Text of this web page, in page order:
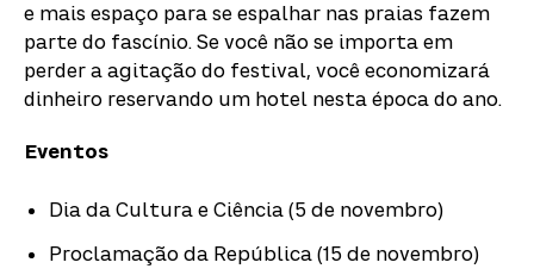
e mais espaço para se espalhar nas praias fazem
parte do fascínio. Se você não se importa em
perder a agitação do festival, você economizará
dinheiro reservando um hotel nesta época do ano.
Eventos
Dia da Cultura e Ciência (5 de novembro)
Proclamação da República (15 de novembro)